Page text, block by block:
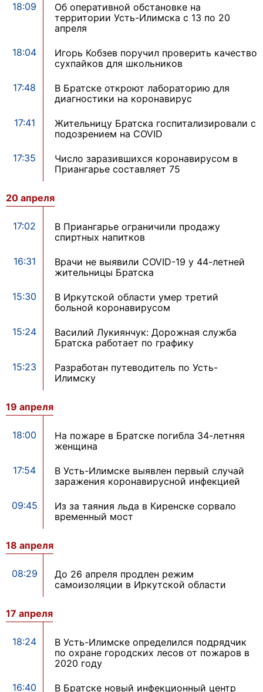
18:09
Об оперативной обстановке на
территории Усть-Илимска с 13 по 20
апреля
18:04
Игорь Кобзев поручил проверить качество
сухпайков для школьников
17:48
В Братске откроют лабораторию для
диагностики на коронавирус
17:41
Жительницу Братска госпитализировали с
подозрением на COVID
17:35
Число заразившихся коронавирусом в
Приангарье составляет 75
20 апреля
17:02
В Приангарье ограничили продажу
спиртных напитков
16:31
Врачи не выявили COVID-19 у 44-летней
жительницы Братска
15:30
В Иркутской области умер третий
больной коронавирусом
15:24
Василий Лукиянчук: Дорожная служба
Братска работает по графику
15:23
Разработан путеводитель по Усть-
Илимску
19 апреля
18:00
На пожаре в Братске погибла 34-летняя
женщина
17:54
В Усть-Илимске выявлен первый случай
заражения коронавирусной инфекцией
09:45
Из за таяния льда в Киренске сорвало
временный мост
18 апреля
08:29
До 26 апреля продлен режим
самоизоляции в Иркутской области
17 апреля
18:24
В Усть-Илимске определился подрядчик
по охране городских лесов от пожаров в
2020 году
16:40 В Братске новый инфекционный центр